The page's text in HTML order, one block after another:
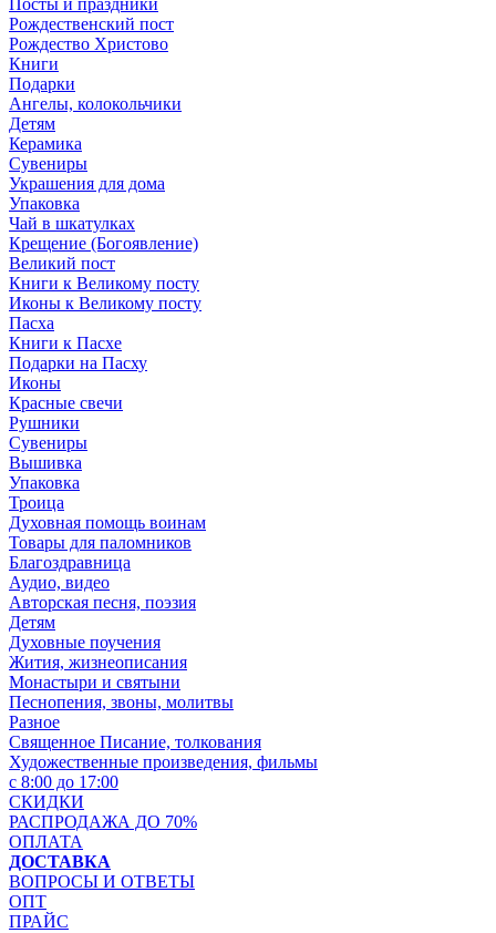
Посты и праздники
Рождественский пост
Рождество Христово
Книги
Подарки
Ангелы, колокольчики
Детям
Керамика
Сувениры
Украшения для дома
Упаковка
Чай в шкатулках
Крещение (Богоявление)
Великий пост
Книги к Великому посту
Иконы к Великому посту
Пасха
Книги к Пасхе
Подарки на Пасху
Иконы
Красные свечи
Рушники
Сувениры
Вышивка
Упаковка
Троица
Духовная помощь воинам
Товары для паломников
Благоздравница
Аудио, видео
Авторская песня, поэзия
Детям
Духовные поучения
Жития, жизнеописания
Монастыри и святыни
Песнопения, звоны, молитвы
Разное
Священное Писание, толкования
Художественные произведения, фильмы
с 8:00 до 17:00
СКИДКИ
РАСПРОДАЖА ДО 70%
ОПЛАТА
ДОСТАВКА
ВОПРОСЫ И ОТВЕТЫ
ОПТ
ПРАЙС